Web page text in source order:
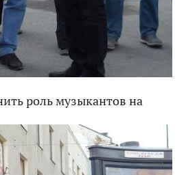
роль музыкантов на